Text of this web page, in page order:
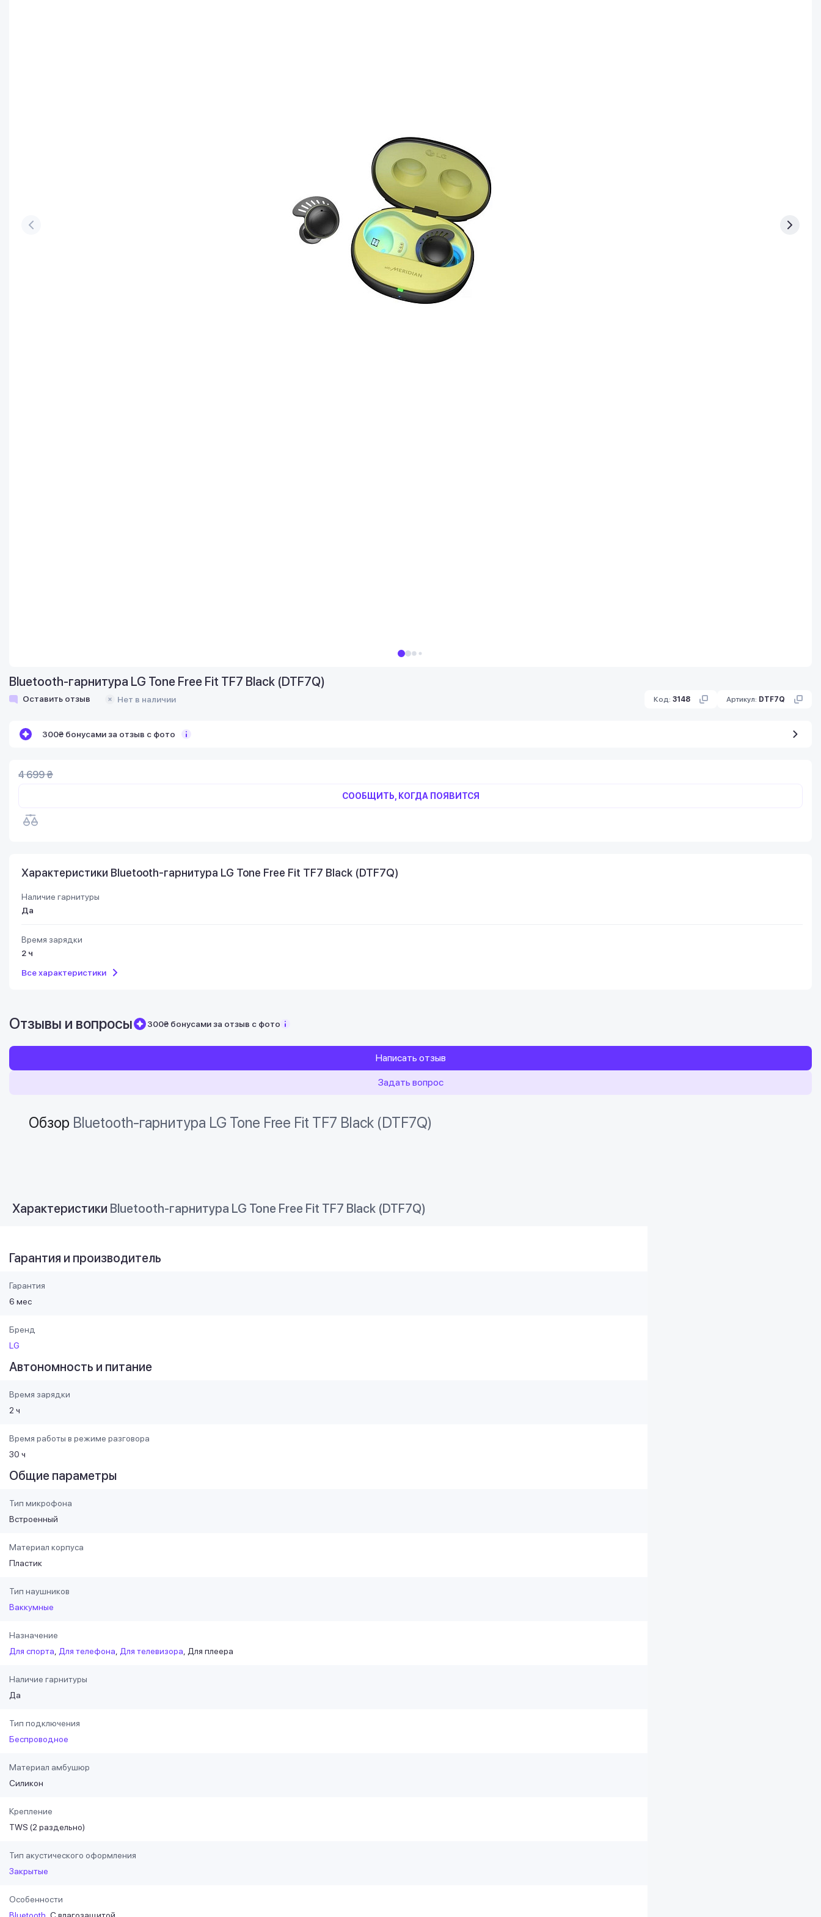
Bluetooth-гарнитура LG Tone Free Fit TF7 Black (DTF7Q)
Оставить отзыв Нет в наличии Код: 3148 Артикул: DTF7Q
300₴ бонусами за отзыв с фото
4 699 ₴
СООБЩИТЬ, КОГДА ПОЯВИТСЯ
Характеристики Bluetooth-гарнитура LG Tone Free Fit TF7 Black (DTF7Q)
Наличие гарнитуры
Да
Время зарядки
2 ч
Все характеристики
Отзывы и вопросы 300₴ бонусами за отзыв с фото
Написать отзыв
Задать вопрос
Обзор Bluetooth-гарнитура LG Tone Free Fit TF7 Black (DTF7Q)
Характеристики Bluetooth-гарнитура LG Tone Free Fit TF7 Black (DTF7Q)
Гарантия и производитель
Гарантия
6 мес
Бренд
LG
Автономность и питание
Время зарядки
2 ч
Время работы в режиме разговора
30 ч
Общие параметры
Тип микрофона
Встроенный
Материал корпуса
Пластик
Тип наушников
Ваккумные
Назначение
Для спорта
Для телефона Для телевизора Для плеера
Наличие гарнитуры
Да
Тип подключения
Беспроводное
Материал амбушюр
Силикон
Крепление
TWS (2 раздельно)
Тип акустического оформления
Закрытые
Особенности
Bluetooth С влагозащитой